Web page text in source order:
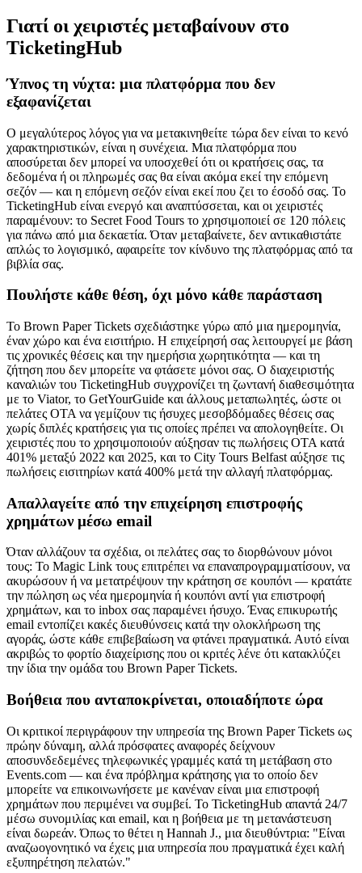
Γιατί οι χειριστές μεταβαίνουν στο
TicketingHub
Ύπνος τη νύχτα: μια πλατφόρμα που δεν
εξαφανίζεται
Ο μεγαλύτερος λόγος για να μετακινηθείτε τώρα δεν είναι το κενό
χαρακτηριστικών, είναι η συνέχεια. Μια πλατφόρμα που
αποσύρεται δεν μπορεί να υποσχεθεί ότι οι κρατήσεις σας, τα
δεδομένα ή οι πληρωμές σας θα είναι ακόμα εκεί την επόμενη
σεζόν — και η επόμενη σεζόν είναι εκεί που ζει το έσοδό σας. Το
TicketingHub είναι ενεργό και αναπτύσσεται, και οι χειριστές
παραμένουν: το Secret Food Tours το χρησιμοποιεί σε 120 πόλεις
για πάνω από μια δεκαετία. Όταν μεταβαίνετε, δεν αντικαθιστάτε
απλώς το λογισμικό, αφαιρείτε τον κίνδυνο της πλατφόρμας από τα
βιβλία σας.
Πουλήστε κάθε θέση, όχι μόνο κάθε παράσταση
Το Brown Paper Tickets σχεδιάστηκε γύρω από μια ημερομηνία,
έναν χώρο και ένα εισιτήριο. Η επιχείρησή σας λειτουργεί με βάση
τις χρονικές θέσεις και την ημερήσια χωρητικότητα — και τη
ζήτηση που δεν μπορείτε να φτάσετε μόνοι σας. Ο διαχειριστής
καναλιών του TicketingHub συγχρονίζει τη ζωντανή διαθεσιμότητα
με το Viator, το GetYourGuide και άλλους μεταπωλητές, ώστε οι
πελάτες OTA να γεμίζουν τις ήσυχες μεσοβδόμαδες θέσεις σας
χωρίς διπλές κρατήσεις για τις οποίες πρέπει να απολογηθείτε. Οι
χειριστές που το χρησιμοποιούν αύξησαν τις πωλήσεις OTA κατά
401% μεταξύ 2022 και 2025, και το City Tours Belfast αύξησε τις
πωλήσεις εισιτηρίων κατά 400% μετά την αλλαγή πλατφόρμας.
Απαλλαγείτε από την επιχείρηση επιστροφής
χρημάτων μέσω email
Όταν αλλάζουν τα σχέδια, οι πελάτες σας το διορθώνουν μόνοι
τους: Το Magic Link τους επιτρέπει να επαναπρογραμματίσουν, να
ακυρώσουν ή να μετατρέψουν την κράτηση σε κουπόνι — κρατάτε
την πώληση ως νέα ημερομηνία ή κουπόνι αντί για επιστροφή
χρημάτων, και το inbox σας παραμένει ήσυχο. Ένας επικυρωτής
email εντοπίζει κακές διευθύνσεις κατά την ολοκλήρωση της
αγοράς, ώστε κάθε επιβεβαίωση να φτάνει πραγματικά. Αυτό είναι
ακριβώς το φορτίο διαχείρισης που οι κριτές λένε ότι κατακλύζει
την ίδια την ομάδα του Brown Paper Tickets.
Βοήθεια που ανταποκρίνεται, οποιαδήποτε ώρα
Οι κριτικοί περιγράφουν την υπηρεσία της Brown Paper Tickets ως
πρώην δύναμη, αλλά πρόσφατες αναφορές δείχνουν
αποσυνδεδεμένες τηλεφωνικές γραμμές κατά τη μετάβαση στο
Events.com — και ένα πρόβλημα κράτησης για το οποίο δεν
μπορείτε να επικοινωνήσετε με κανέναν είναι μια επιστροφή
χρημάτων που περιμένει να συμβεί. Το TicketingHub απαντά 24/7
μέσω συνομιλίας και email, και η βοήθεια με τη μετανάστευση
είναι δωρεάν. Όπως το θέτει η Hannah J., μια διευθύντρια: "Είναι
αναζωογονητικό να έχεις μια υπηρεσία που πραγματικά έχει καλή
εξυπηρέτηση πελατών."